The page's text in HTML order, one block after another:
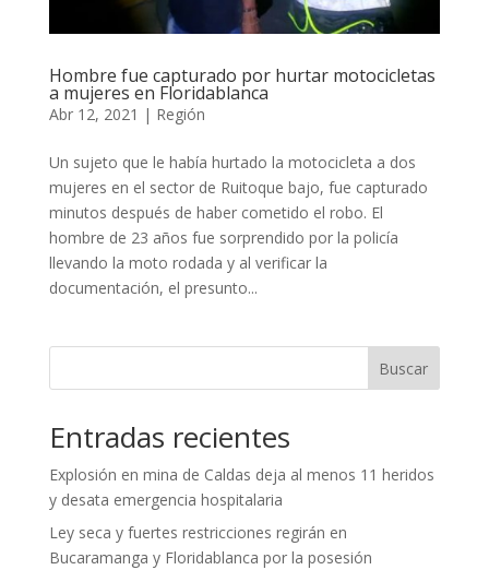
Hombre fue capturado por hurtar motocicletas
a mujeres en Floridablanca
Abr 12, 2021 | Región
Un sujeto que le había hurtado la motocicleta a dos
mujeres en el sector de Ruitoque bajo, fue capturado
minutos después de haber cometido el robo. El
hombre de 23 años fue sorprendido por la policía
llevando la moto rodada y al verificar la
documentación, el presunto...
Buscar
Entradas recientes
Explosión en mina de Caldas deja al menos 11 heridos
y desata emergencia hospitalaria
Ley seca y fuertes restricciones regirán en
Bucaramanga y Floridablanca por la posesión